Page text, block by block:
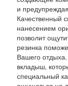
и
Качественный
нанесением
позволит
резинка
Вашего
вкладыш,
специальный